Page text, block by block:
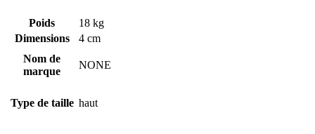
Poids
18 kg
Dimensions
4 cm
Nom de
marque
NONE
Type de taille haut